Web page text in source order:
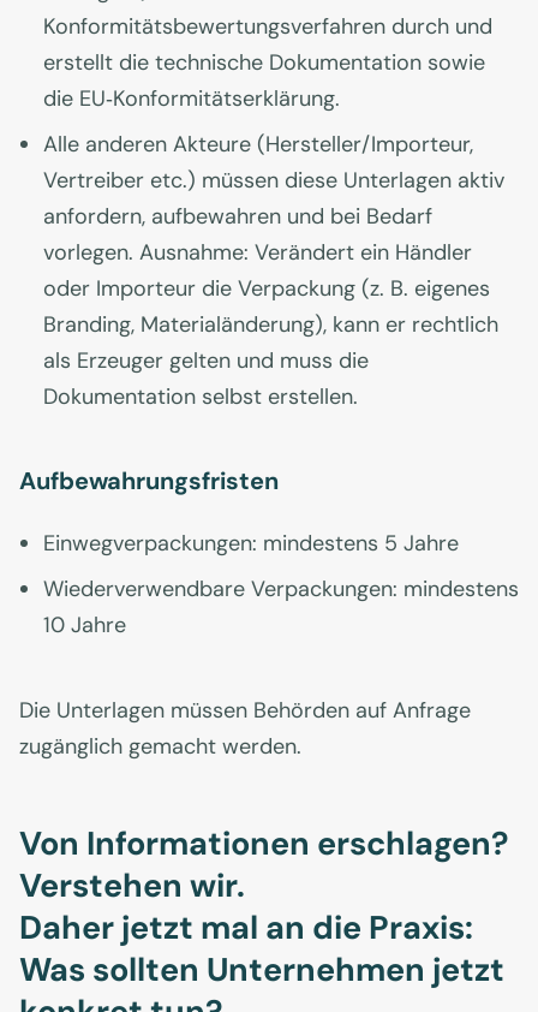
Konformitätsbewertungsverfahren durch und
erstellt die technische Dokumentation sowie
die EU‑Konformitätserklärung.
Alle anderen Akteure (Hersteller/Importeur,
Vertreiber etc.) müssen diese Unterlagen aktiv
anfordern, aufbewahren und bei Bedarf
vorlegen. Ausnahme: Verändert ein Händler
oder Importeur die Verpackung (z. B. eigenes
Branding, Materialänderung), kann er rechtlich
als Erzeuger gelten und muss die
Dokumentation selbst erstellen.
Aufbewahrungsfristen
Einwegverpackungen: mindestens 5 Jahre
Wiederverwendbare Verpackungen: mindestens
10 Jahre
Die Unterlagen müssen Behörden auf Anfrage
zugänglich gemacht werden.
Von Informationen erschlagen?
Verstehen wir.
Daher jetzt mal an die Praxis:
Was sollten Unternehmen jetzt